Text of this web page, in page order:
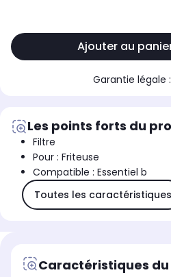
Ajouter au
Garantie légale :
Les points forts du
Filtre
Pour : Friteuse
Compatible : Essentiel b
Toutes les caractéristiques
Caractéristiques